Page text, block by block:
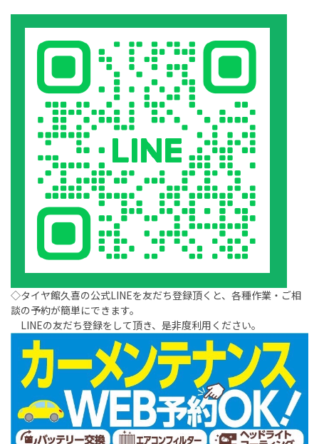
◇タイヤ館久喜の公式LINEを友だち登録頂くと、各種作業・ご相
談の予約が簡単にできます。
LINEの友だち登録をして頂き、是非度利用ください。